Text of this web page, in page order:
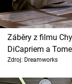
Seriály
Hry
Cool Esport
Pořady
Záběry z filmu
DiCapriem a
Zdroj: Dreamworks